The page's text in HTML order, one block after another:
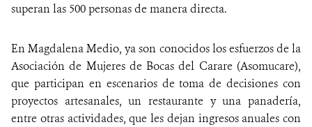
superan las 500 personas de manera directa.
En Magdalena Medio, ya son conocidos los esfuerzos de la
Asociación de Mujeres de Bocas del Carare (Asomucare),
que participan en escenarios de toma de decisiones con
proyectos artesanales, un restaurante y una panadería,
entre otras actividades, que les dejan ingresos anuales con